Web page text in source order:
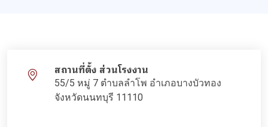
สถานที่ตั้ง ส่วนโรงงาน
55/5 หมู่ 7 ตำบลลำโพ อำเภอบางบัวทอง
จังหวัดนนทบุรี 11110